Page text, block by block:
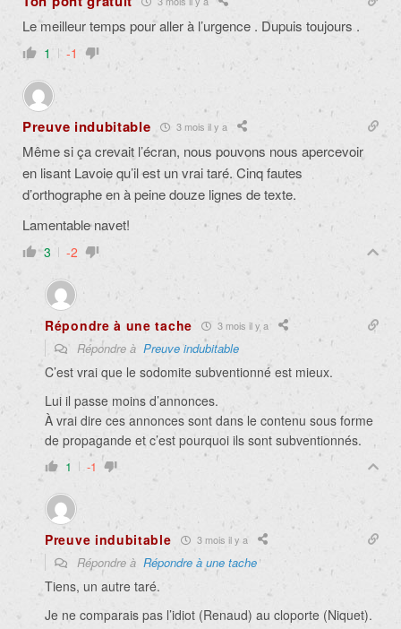
Le meilleur temps pour aller à l’urgence . Dupuis toujours .
1 -1
Preuve indubitable 3 mois il y a
Même si ça crevait l’écran, nous pouvons nous apercevoir
en lisant Lavoie qu’il est un vrai taré. Cinq fautes
d’orthographe en à peine douze lignes de texte.
Lamentable navet!
3 -2
Répondre à une tache 3 mois il y a
Répondre à Preuve indubitable
C’est vrai que le sodomite subventionné est mieux.
Lui il passe moins d’annonces.
À vrai dire ces annonces sont dans le contenu sous forme
de propagande et c’est pourquoi ils sont subventionnés.
1 -1
Preuve indubitable 3 mois il y a
Répondre à Répondre à une tache
Tiens, un autre taré.
Je ne comparais pas l’idiot (Renaud) au cloporte (Niquet).